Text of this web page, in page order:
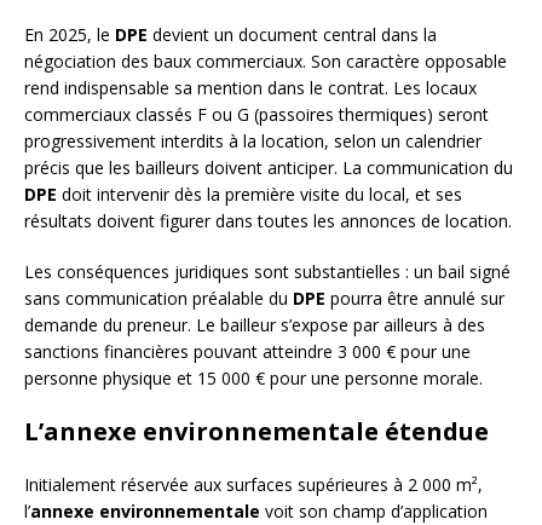
En 2025, le DPE devient un document central dans la
négociation des baux commerciaux. Son caractère opposable
rend indispensable sa mention dans le contrat. Les locaux
commerciaux classés F ou G (passoires thermiques) seront
progressivement interdits à la location, selon un calendrier
précis que les bailleurs doivent anticiper. La communication du
DPE doit intervenir dès la première visite du local, et ses
résultats doivent figurer dans toutes les annonces de location.
Les conséquences juridiques sont substantielles : un bail signé
sans communication préalable du DPE pourra être annulé sur
demande du preneur. Le bailleur s’expose par ailleurs à des
sanctions financières pouvant atteindre 3 000 € pour une
personne physique et 15 000 € pour une personne morale.
L’annexe environnementale étendue
Initialement réservée aux surfaces supérieures à 2 000 m²,
l’annexe environnementale voit son champ d’application